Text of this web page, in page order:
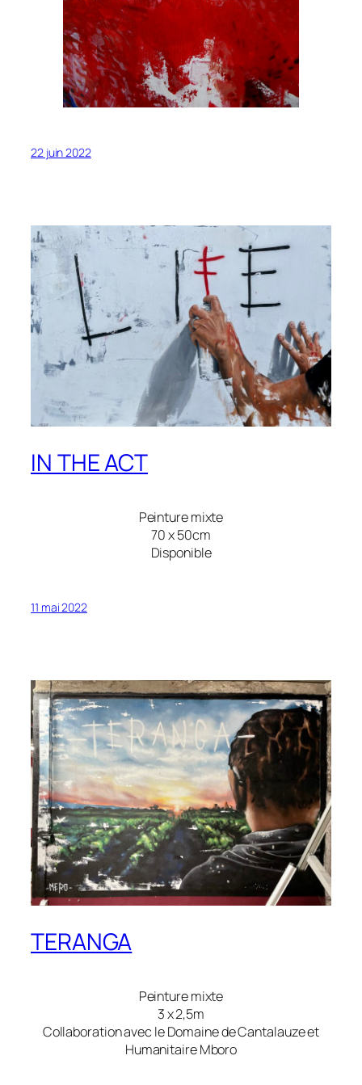
22 juin 2022
IN THE ACT
Peinture mixte
70 x 50cm
Disponible
11 mai 2022
TERANGA
Peinture mixte
3 x 2,5m
Collaboration avec le Domaine de Cantalauze et
Humanitaire Mboro